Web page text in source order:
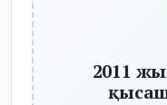
2011